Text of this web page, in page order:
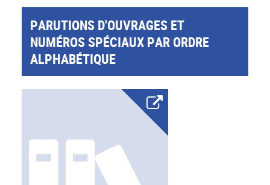
PARUTIONS D'OUVRAGES ET
NUMÉROS SPÉCIAUX PAR ORDRE
ALPHABÉTIQUE